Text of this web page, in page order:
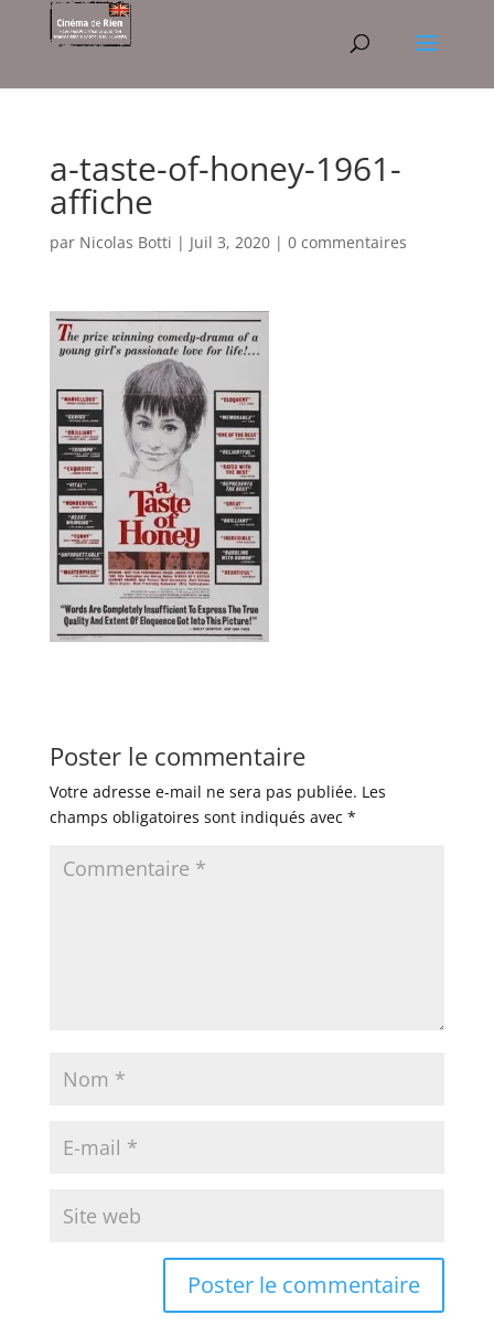
a-taste-of-honey-1961-
affiche
par Nicolas Botti | Juil 3, 2020| 0 commentaires
Poster le commentaire
Votre adresse e-mail ne sera pas publiée. Les
champs obligatoires sont indiqués avec *